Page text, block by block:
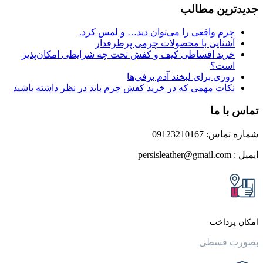
مطالب
واقعی را می‌توان دید… و لمس کرد.
با محصولات چرمی پرطرفدار
اقساطی کیف و کفش تحت چه شرایطی امکان‌پذیر
برای لبخند آدم برفی‌ها
مهمی که در خرید کفش چرم باید در نظر داشته باشید
ما
قسطی